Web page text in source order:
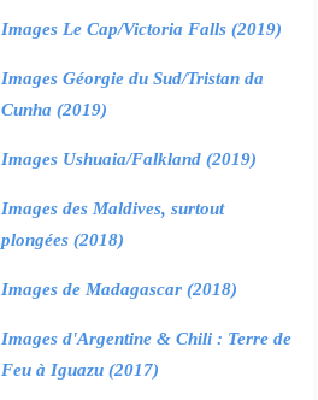
Images Le Cap/Victoria Falls (2019)
Images Géorgie du Sud/Tristan da
Cunha (2019)
Images Ushuaia/Falkland (2019)
Images des Maldives, surtout
plongées (2018)
Images de Madagascar (2018)
Images d'Argentine & Chili : Terre de
Feu à Iguazu (2017)